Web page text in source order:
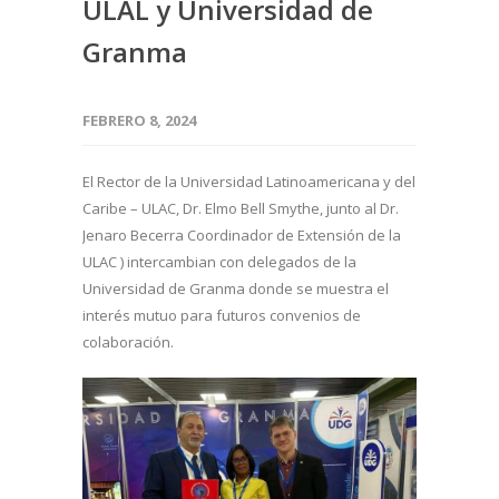
ULAL y Universidad de
Granma
FEBRERO 8, 2024
El Rector de la Universidad Latinoamericana y del
Caribe – ULAC, Dr. Elmo Bell Smythe, junto al Dr.
Jenaro Becerra Coordinador de Extensión de la
ULAC ) intercambian con delegados de la
Universidad de Granma donde se muestra el
interés mutuo para futuros convenios de
colaboración.